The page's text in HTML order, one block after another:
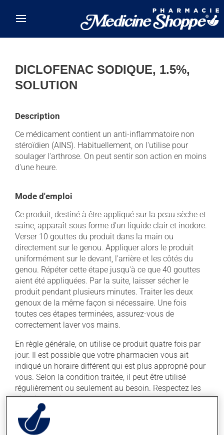
DICLOFENAC SODIQUE, 1.5%,
SOLUTION
Description
Ce médicament contient un anti-inflammatoire non
stéroïdien (AINS). Habituellement, on l'utilise pour
soulager l'arthrose. On peut sentir son action en moins
d'une heure.
Mode d'emploi
Ce produit, destiné à être appliqué sur la peau sèche et
saine, apparaît sous forme d'un liquide clair et inodore.
Verser 10 gouttes du produit dans la main ou
directement sur le genou. Appliquer alors le produit
uniformément sur le devant, l'arrière et les côtés du
genou. Répéter cette étape jusqu'à ce que 40 gouttes
aient été appliquées. Par la suite, laisser sécher le
produit pendant plusieurs minutes. Traiter les deux
genoux de la même façon si nécessaire. Une fois
toutes ces étapes terminées, assurez-vous de
correctement laver vos mains.
En règle générale, on utilise ce produit quatre fois par
jour. Il est possible que votre pharmacien vous ait
indiqué un horaire différent qui est plus approprié pour
vous. Selon la condition traitée, il peut être utilisé
régulièrement ou seulement au besoin. Respectez les
directives qui vous ont été données par votre
professionnel(le) de la santé.
Il est important de respecter la posologie inscrite sur